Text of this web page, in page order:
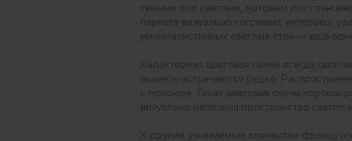
тёмным или светлым, матовым или
паркета визуально согревает интерьер,
минималистичных светлых стен — ещё
Характерная цветовая гамма всегда
акценты встречаются редко.
с молоком. Такая цветовая схема хорошо
визуально наполняя пространство светом
К другим узнаваемым элементам